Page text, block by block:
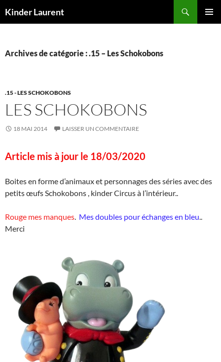
auKinder Laurent
Archives de catégorie : .15 – Les Schokobons
.15 - LES SCHOKOBONS
LES SCHOKOBONS
18 MAI 2014 LAISSER UN COMMENTAIRE
Article mis à jour le 18/03/2020
Boites en forme d’animaux et personnages des séries avec des
petits œufs Schokobons , kinder Circus à l’intérieur..
Rouge mes manques. Mes doubles pour échanges en bleu..
Merci